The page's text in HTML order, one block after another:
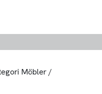
Möbler /